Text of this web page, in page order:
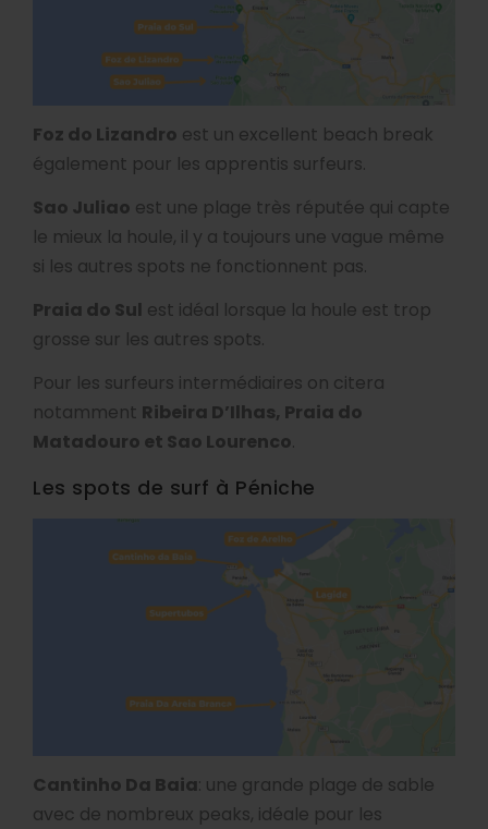
Foz do Lizandro est un excellent beach break
également pour les apprentis surfeurs.
Sao Juliao est une plage très réputée qui capte
le mieux la houle, il y a toujours une vague même
si les autres spots ne fonctionnent pas.
Praia do Sul est idéal lorsque la houle est trop
grosse sur les autres spots.
Pour les surfeurs intermédiaires on citera
notamment Ribeira D’Ilhas, Praia do
Matadouro et Sao Lourenco.
Les spots de surf à Péniche
Cantinho Da Baia: une grande plage de sable
avec de nombreux peaks, idéale pour les